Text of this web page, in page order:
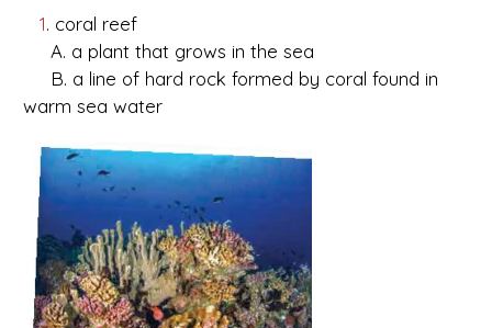
1. coral reef
A. a plant that grows in the sea
B. a line of hard rock formed by coral found in
warm sea water